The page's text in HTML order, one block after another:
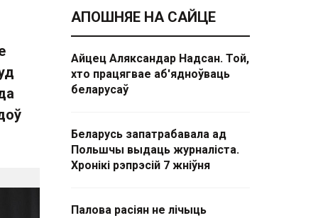
АПОШНЯЕ НА САЙЦЕ
Айцец Аляксандар Надсан. Той,
хто працягвае аб'ядноўваць
беларусаў
Беларусь запатрабавала ад
Польшчы выдаць журналіста.
Хронікі рэпрэсій 7 жніўня
Палова расіян не лічыць